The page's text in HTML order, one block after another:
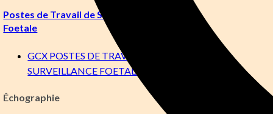
Postes de Travail de Surveillance
Foetale
GCX POSTES DE TRAVAIL DE
SURVEILLANCE FOETALE
Échographie